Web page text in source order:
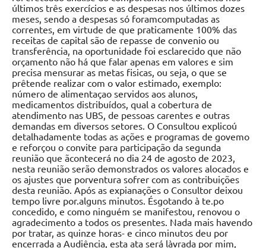
últimos três exercícios e as despesas nos últimos dozes
meses, sendo a despesas só foramcomputadas as
correntes, em virtude de que praticamente 100% das
receitas de capital são de repasse de convenio ou
transferência, na oportunidade foi esclarecido que não
orçamento não há que falar apenas em valores e sim
precisa mensurar as metas fisicas, ou seja, o que se
prêtende realizar com o valor estimado, exemplo:
número de alimentaçao servidos aos alunos,
medicamentos distribuídos, qual a cobertura de
atendimento nas UBS, de pessoas carentes e outras
demandas em diversos setores. O Consultou explicoú
detalhadamente todas as ações e programas de govemo
e reforçou o convite para participação da segunda
reunião que ãcontecerá no dia 24 de agosto de 2023,
nesta reunião serão demonstrados os valores alocados e
os ajustes que porventura sofrer com as contribuições
desta reunião. Após as expianações o Consultor deixou
tempo livre por.alguns minutos. Ésgotando à te.po
concedido, e como ninguém se manifestou, renovou o
agradecimento a todos os presentes. Nada mais havendo
por tratar, as quinze horas- e cinco minutos deu por
encerrada a Audiência, esta ata será làvrada por mim,